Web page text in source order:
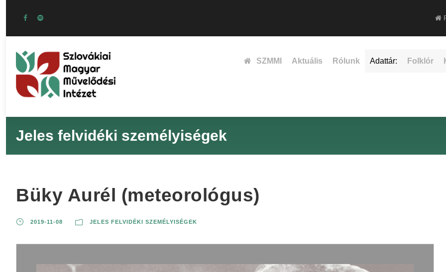
SZMMI Aktuális Rólunk Adattár: Folklór
Jeles felvidéki személyiségek
Büky Aurél (meteorológus)
2019-11-08 JELES FELVIDÉKI SZEMÉLYISÉGEK